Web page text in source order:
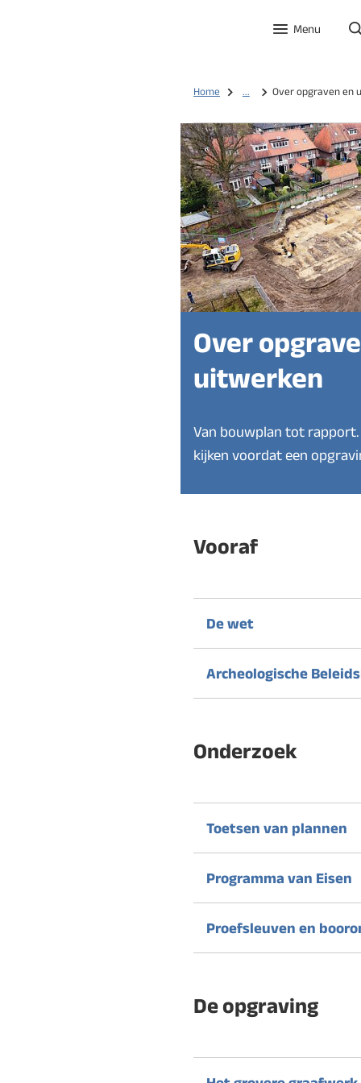
Menu
Home ... Over opgraven en
Over
uitwerken
Van bouwplan tot
kijken voordat een
Vooraf
De wet
Archeologische
Onderzoek
Toetsen van plannen
Programma van Eisen
Proefsleuven en
De opgraving